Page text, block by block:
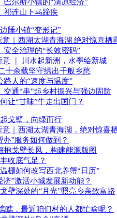
巴尔斯小镇的“清凉经济”
祁连山下马蹄疾
陲小镇“变形记”
意｜西湖太湖青海湖 绝对惊喜栖
安全治理的“长效密码”
意 ｜ 川水起新洲，水墨绘新城
十余载坚守绣出千般乡愁
路人的“速度与温度”
交通“串”起乡村振兴与强边固防
让“甘味”牛走出国门？
戈壁，向绿而行
意｜西湖太湖青海湖，绝对惊喜
”服务如何做到？
抱戈壁长风，构建能源版图
收底气足？
棚如何改写西北养蟹“日历”
济”激活小城发展新动能？
壁深处的“月光”照亮乡亲致富路
瞧，最近咱们村的人都忙啥呢？